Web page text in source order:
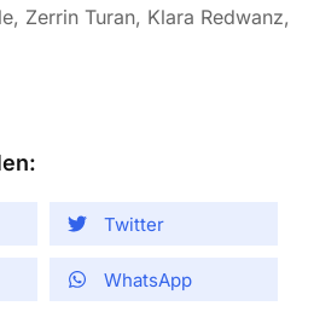
Zerrin Turan, Klara Redwanz,
Twitter
WhatsApp